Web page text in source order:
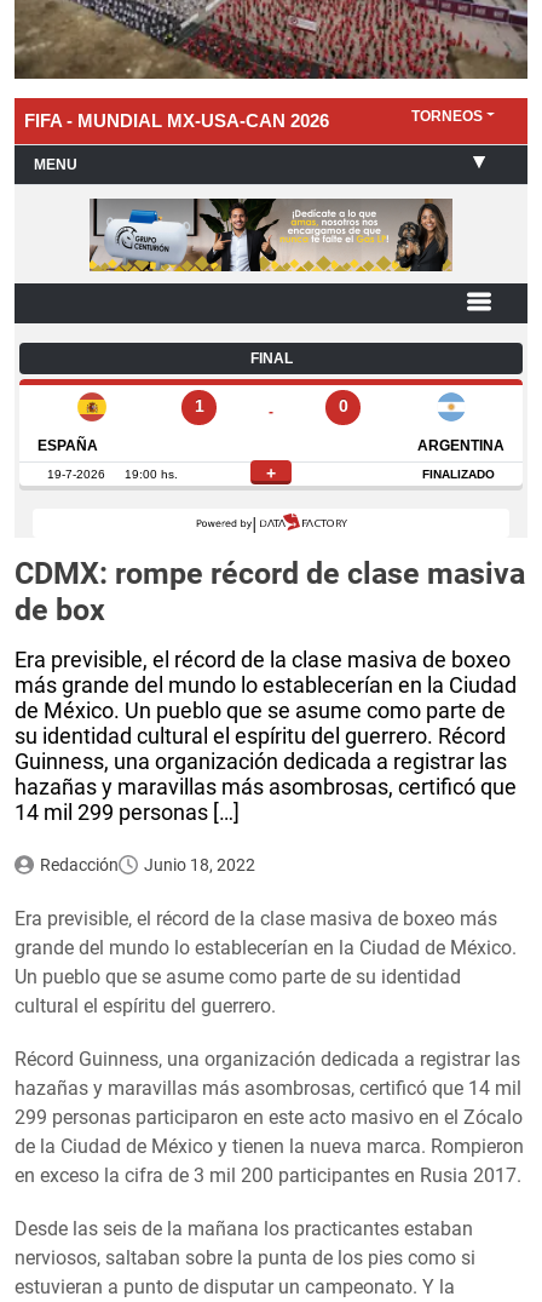
CDMX: rompe récord de clase masiva
de box
Era previsible, el récord de la clase masiva de boxeo
más grande del mundo lo establecerían en la Ciudad
de México. Un pueblo que se asume como parte de
su identidad cultural el espíritu del guerrero. Récord
Guinness, una organización dedicada a registrar las
hazañas y maravillas más asombrosas, certificó que
14 mil 299 personas […]
Redacción Junio 18, 2022
Era previsible, el récord de la clase masiva de boxeo más
grande del mundo lo establecerían en la Ciudad de México.
Un pueblo que se asume como parte de su identidad
cultural el espíritu del guerrero.
Récord Guinness, una organización dedicada a registrar las
hazañas y maravillas más asombrosas, certificó que 14 mil
299 personas participaron en este acto masivo en el Zócalo
de la Ciudad de México y tienen la nueva marca. Rompieron
en exceso la cifra de 3 mil 200 participantes en Rusia 2017.
Desde las seis de la mañana los practicantes estaban
nerviosos, saltaban sobre la punta de los pies como si
estuvieran a punto de disputar un campeonato. Y la